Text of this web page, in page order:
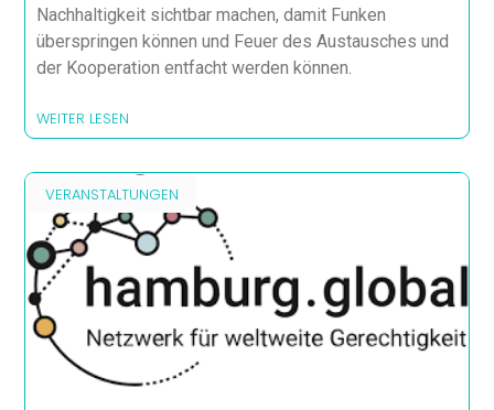
Nachhaltigkeit sichtbar machen, damit Funken
überspringen können und Feuer des Austausches und
der Kooperation entfacht werden können.
WEITER LESEN
VERANSTALTUNGEN